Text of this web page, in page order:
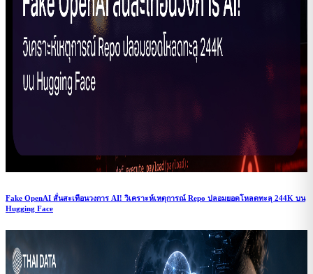
Fake OpenAI สั่นสะเทือนวงการ AI! วิเคราะห์เหตุการณ์ Repo ปลอมยอดโหลดทะลุ 244K บน
Hugging Face